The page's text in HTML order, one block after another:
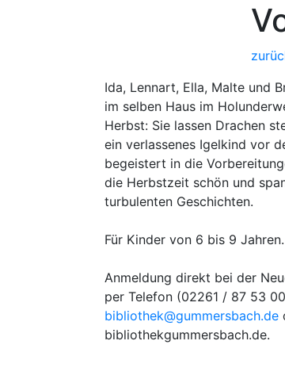
Ida, Lennart, Ella, Malte und
im selben Haus im
Herbst: Sie lassen Drachen
ein verlassenes Igelkind vor
begeistert in die
die Herbstzeit schön und
turbulenten Geschichten.
Für Kinder von 6 bis 9 Jahren.
Anmeldung direkt bei der
per Telefon (02261 / 87 53
bibliothek@gummersbach.de
bibliothekgummersbach.de.